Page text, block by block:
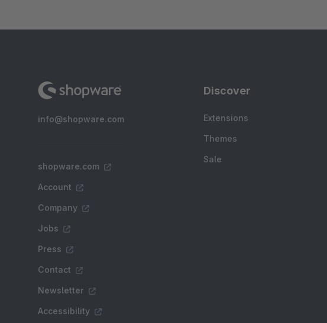
info@shopware.com
shopware.com
Account
Company
Jobs
Press
Contact
Newsletter
Accessibility
Discover
Extensions
Themes
Sale